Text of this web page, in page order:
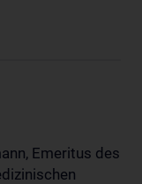
Emeritus des